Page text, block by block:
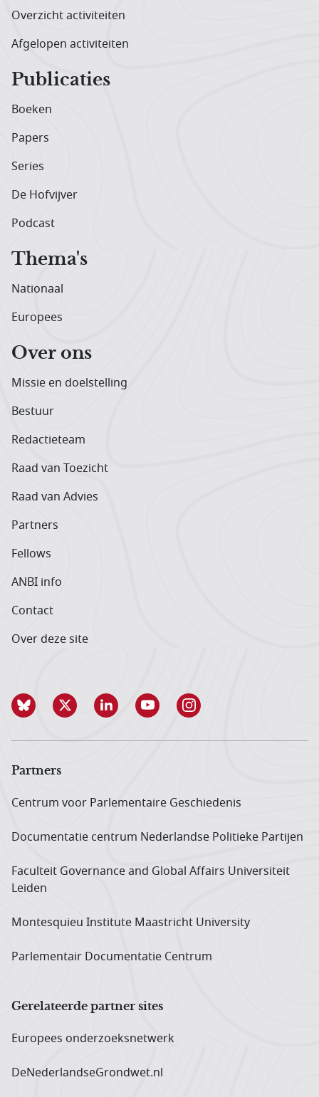
Overzicht activiteiten
Afgelopen activiteiten
Publicaties
Boeken
Papers
Series
De Hofvijver
Podcast
Thema's
Nationaal
Europees
Over ons
Missie en doelstelling
Bestuur
Redactieteam
Raad van Toezicht
Raad van Advies
Partners
Fellows
ANBI info
Contact
Over deze site
Partners
Centrum voor Parlementaire Geschiedenis
Documentatie centrum Neder­landse Politieke Partijen
Faculteit Governance and Global Affairs Universiteit
Leiden
Montesquieu Institute Maastricht University
Parlementair Documentatie Centrum
Gerelateerde partner sites
Europees onderzoeks­netwerk
DeNederlandseGrondwet.nl